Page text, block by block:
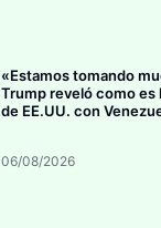
«Estamos tomando
Trump reveló como es
de EE.UU. con
06/08/2026